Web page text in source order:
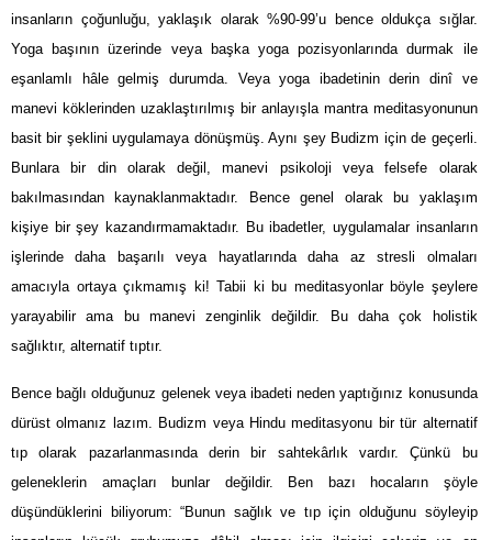
insanların çoğunluğu, yaklaşık olarak %90-99’u bence oldukça sığlar.
Yoga başının üzerinde veya başka yoga pozisyonlarında durmak ile
eşanlamlı hâle gelmiş durumda. Veya yoga ibadetinin derin dinî ve
manevi köklerinden uzaklaştırılmış bir anlayışla mantra meditasyonunun
basit bir şeklini uygulamaya dönüşmüş. Aynı şey Budizm için de geçerli.
Bunlara bir din olarak değil, manevi psikoloji veya felsefe olarak
bakılmasından kaynaklanmaktadır. Bence genel olarak bu yaklaşım
kişiye bir şey kazandırmamaktadır. Bu ibadetler, uygulamalar insanların
işlerinde daha başarılı veya hayatlarında daha az stresli olmaları
amacıyla ortaya çıkmamış ki! Tabii ki bu meditasyonlar böyle şeylere
yarayabilir ama bu manevi zenginlik değildir. Bu daha çok holistik
sağlıktır, alternatif tıptır.
Bence bağlı olduğunuz gelenek veya ibadeti neden yaptığınız konusunda
dürüst olmanız lazım. Budizm veya Hindu meditasyonu bir tür alternatif
tıp olarak pazarlanmasında derin bir sahtekârlık vardır. Çünkü bu
geleneklerin amaçları bunlar değildir. Ben bazı hocaların şöyle
düşündüklerini biliyorum: “Bunun sağlık ve tıp için olduğunu söyleyip